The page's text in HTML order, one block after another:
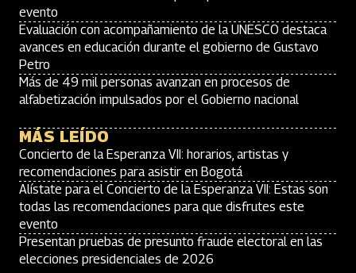
evento
Evaluación con acompañamiento de la UNESCO destaca
avances en educación durante el gobierno de Gustavo
Petro
Más de 49 mil personas avanzan en procesos de
alfabetización impulsados por el Gobierno nacional
MÁS LEÍDO
Concierto de la Esperanza VII: horarios, artistas y
recomendaciones para asistir en Bogotá
Alístate para el Concierto de la Esperanza VII: Estas son
todas las recomendaciones para que disfrutes este
evento
Presentan pruebas de presunto fraude electoral en las
elecciones presidenciales de 2026